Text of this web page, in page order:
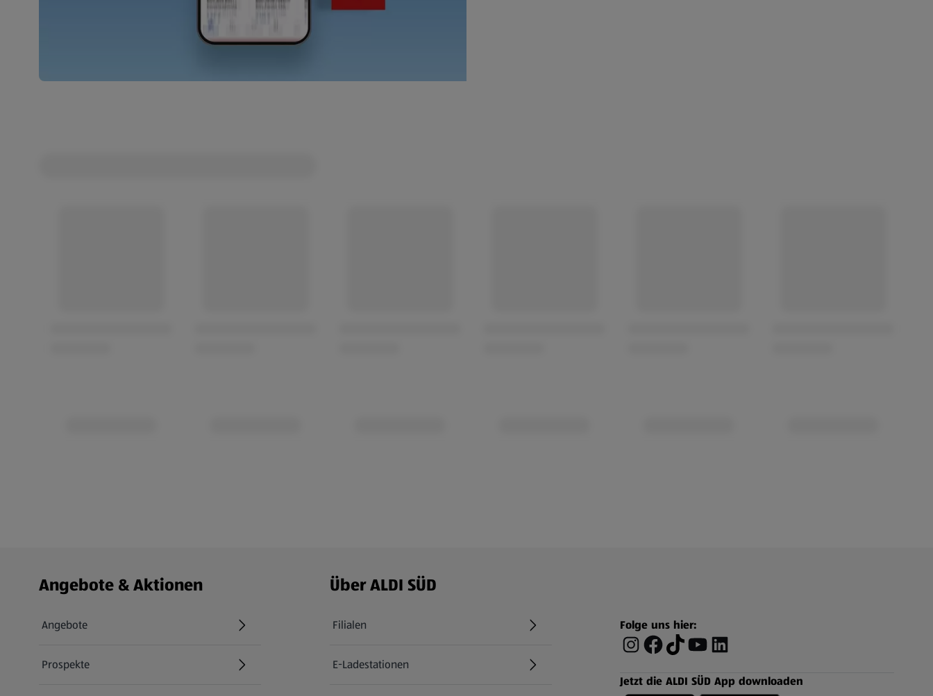
Fußzeilenmenü - weitere Links
Angebote & Aktionen
Angebote
Prospekte
Über ALDI SÜD
Filialen
E-Ladestationen
Folge uns hier:
Jetzt die ALDI SÜD App downloaden